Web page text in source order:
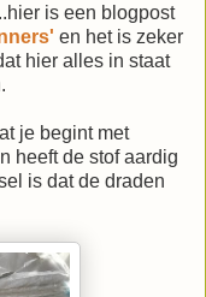
is een blogpost
en het is zeker
hier alles in staat
je begint met
heeft de stof aardig
is dat de draden